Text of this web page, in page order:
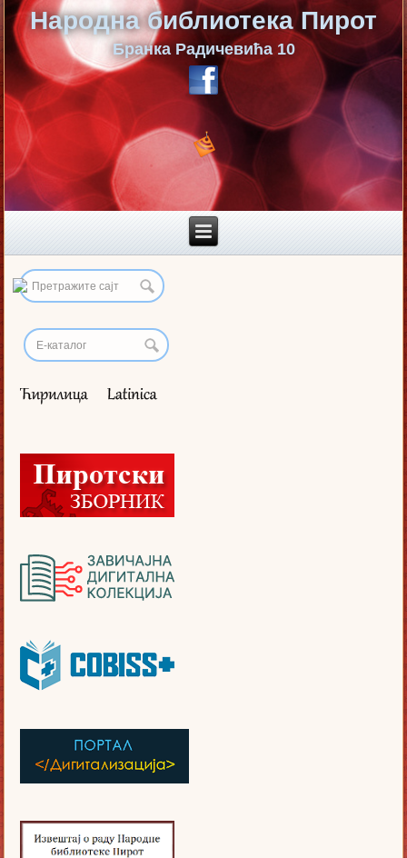
Народна библиотека Пирот
Бранка Радичевића 10